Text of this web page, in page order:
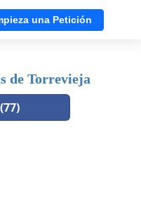
una Petición
de Torrevieja